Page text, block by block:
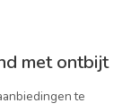
met ontbijt
te